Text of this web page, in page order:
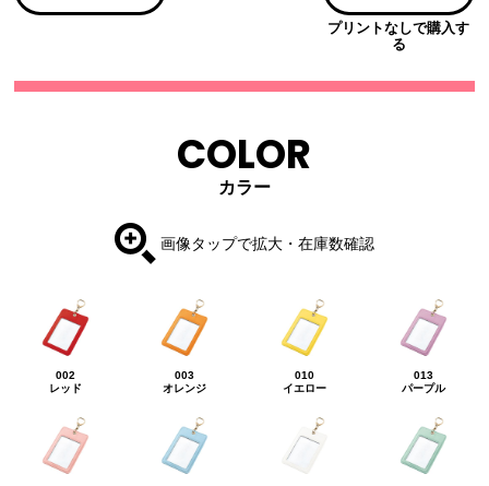
プリントなしで購入す
る
COLOR
カラー
画像タップで拡大・在庫数確認
002
レッド
003
オレンジ
010
イエロー
013
パープル